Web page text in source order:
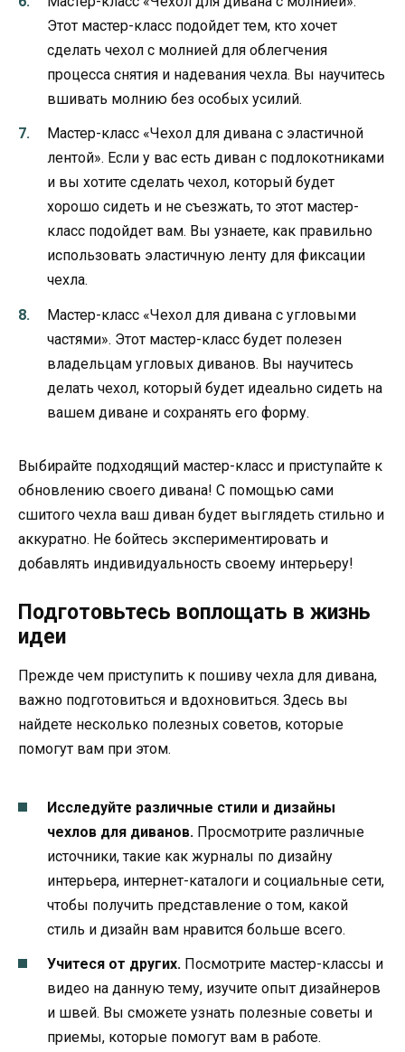
Этот мастер-класс подойдет тем, кто хочет
сделать чехол с молнией для облегчения
процесса снятия и надевания чехла. Вы научитесь
вшивать молнию без особых усилий.
Мастер-класс «Чехол для дивана с эластичной
лентой». Если у вас есть диван с подлокотниками
и вы хотите сделать чехол, который будет
хорошо сидеть и не съезжать, то этот мастер-
класс подойдет вам. Вы узнаете, как правильно
использовать эластичную ленту для фиксации
чехла.
Мастер-класс «Чехол для дивана с угловыми
частями». Этот мастер-класс будет полезен
владельцам угловых диванов. Вы научитесь
делать чехол, который будет идеально сидеть на
вашем диване и сохранять его форму.
Выбирайте подходящий мастер-класс и приступайте к
обновлению своего дивана! С помощью сами
сшитого чехла ваш диван будет выглядеть стильно и
аккуратно. Не бойтесь экспериментировать и
добавлять индивидуальность своему интерьеру!
Подготовьтесь воплощать в жизнь
идеи
Прежде чем приступить к пошиву чехла для дивана,
важно подготовиться и вдохновиться. Здесь вы
найдете несколько полезных советов, которые
помогут вам при этом.
Исследуйте различные стили и дизайны
чехлов для диванов. Просмотрите различные
источники, такие как журналы по дизайну
интерьера, интернет-каталоги и социальные сети,
чтобы получить представление о том, какой
стиль и дизайн вам нравится больше всего.
Учитеся от других. Посмотрите мастер-классы и
видео на данную тему, изучите опыт дизайнеров
и швей. Вы сможете узнать полезные советы и
приемы, которые помогут вам в работе.